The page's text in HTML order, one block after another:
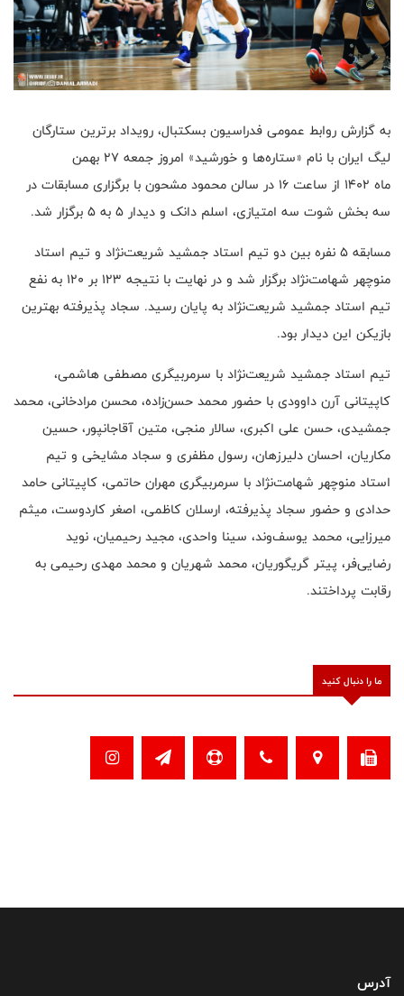
به گزارش روابط عمومی فدراسیون بسکتبال، رویداد برترین ستارگان
لیگ ایران با نام «ستاره‌ها و خورشید» امروز جمعه ۲۷ بهمن
ماه ۱۴۰۲ از ساعت ۱۶ در سالن محمود مشحون با برگزاری مسابقات در
سه بخش شوت سه امتیازی، اسلم دانک و دیدار ۵ به ۵ برگزار شد.
مسابقه ۵ نفره بین دو تیم استاد جمشید شریعت‌نژ‌اد و تیم استاد
منوچهر شهامت‌نژاد برگزار شد و در نهایت با نتیجه ۱۲۳ بر ۱۲۰ به نفع
تیم استاد جمشید شریعت‌نژ‌اد به پایان رسید. سجاد پذیرفته بهترین
بازیکن این دیدار بود.
تیم استاد جمشید شریعت‌نژ‌اد با سرمربیگری مصطفی هاشمی،
کاپیتانی آرن داوودی با حضور محمد حسن‌زاده، محسن مرادخانی، محمد
جمشیدی، حسن علی اکبری، سالار منجی، متین آقاجانپور، حسین
مکاریان، احسان دلیرزهان، رسول مظفری و سجاد مشایخی و تیم
استاد منوچهر شهامت‌نژاد با سرمربیگری مهران حاتمی، کاپیتانی حامد
حدادی و حضور سجاد پذیرفته، ارسلان کاظمی، اصغر کاردوست، میثم
میرزایی، محمد یوسف‌وند، سینا واحدی، مجید رحیمیان، نوید
رضایی‌فر، پیتر گریگوریان، محمد شهریان و محمد مهدی رحیمی به
رقابت پرداختند.
ما را دنبال کنید
آدرس